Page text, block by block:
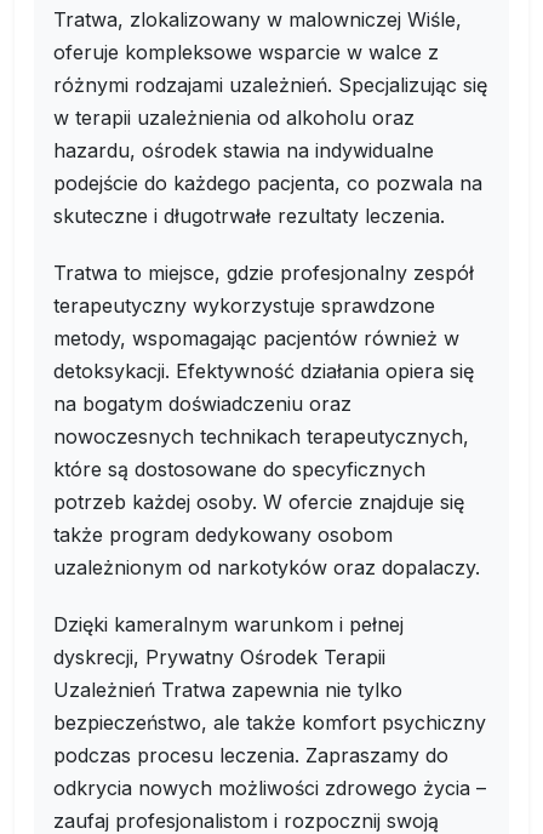
Tratwa, zlokalizowany w malowniczej Wiśle,
oferuje kompleksowe wsparcie w walce z
różnymi rodzajami uzależnień. Specjalizując się
w terapii uzależnienia od alkoholu oraz
hazardu, ośrodek stawia na indywidualne
podejście do każdego pacjenta, co pozwala na
skuteczne i długotrwałe rezultaty leczenia.
Tratwa to miejsce, gdzie profesjonalny zespół
terapeutyczny wykorzystuje sprawdzone
metody, wspomagając pacjentów również w
detoksykacji. Efektywność działania opiera się
na bogatym doświadczeniu oraz
nowoczesnych technikach terapeutycznych,
które są dostosowane do specyficznych
potrzeb każdej osoby. W ofercie znajduje się
także program dedykowany osobom
uzależnionym od narkotyków oraz dopalaczy.
Dzięki kameralnym warunkom i pełnej
dyskrecji, Prywatny Ośrodek Terapii
Uzależnień Tratwa zapewnia nie tylko
bezpieczeństwo, ale także komfort psychiczny
podczas procesu leczenia. Zapraszamy do
odkrycia nowych możliwości zdrowego życia –
zaufaj profesjonalistom i rozpocznij swoją